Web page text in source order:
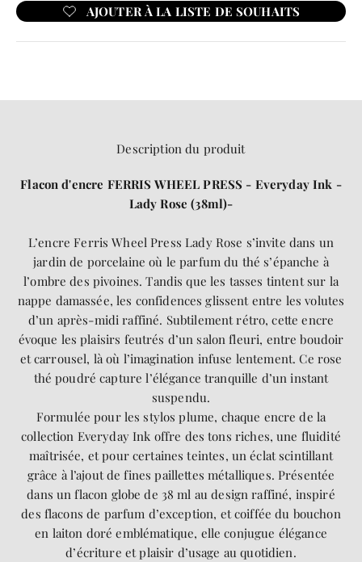
Description du produit
Flacon d'encre FERRIS WHEEL PRESS - Everyday Ink -
Lady Rose (38ml)-
L’encre Ferris Wheel Press Lady Rose s’invite dans un
jardin de porcelaine où le parfum du thé s’épanche à
l’ombre des pivoines. Tandis que les tasses tintent sur la
nappe damassée, les confidences glissent entre les volutes
d’un après-midi raffiné. Subtilement rétro, cette encre
évoque les plaisirs feutrés d’un salon fleuri, entre boudoir
et carrousel, là où l’imagination infuse lentement. Ce rose
thé poudré capture l’élégance tranquille d’un instant
suspendu.
Formulée pour les stylos plume, chaque encre de la
collection Everyday Ink offre des tons riches, une fluidité
maîtrisée, et pour certaines teintes, un éclat scintillant
grâce à l’ajout de fines paillettes métalliques. Présentée
dans un flacon globe de 38 ml au design raffiné, inspiré
des flacons de parfum d’exception, et coiffée du bouchon
en laiton doré emblématique, elle conjugue élégance
d’écriture et plaisir d’usage au quotidien.